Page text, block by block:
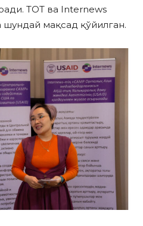
ТОТ ва Internews
мақсад қўйилган.